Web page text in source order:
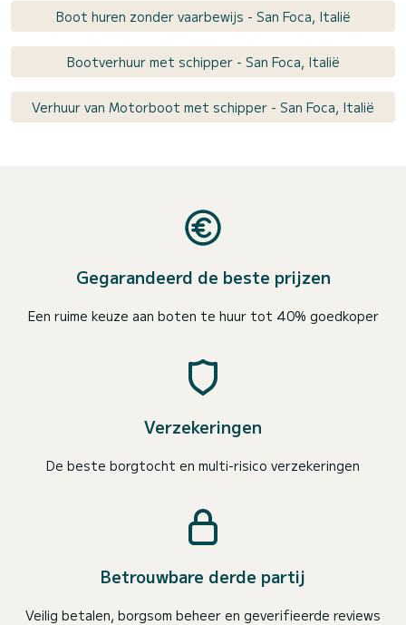
Boot huren zonder vaarbewijs - San Foca, Italië
Bootverhuur met schipper - San Foca, Italië
Verhuur van Motorboot met schipper - San Foca, Italië
Gegarandeerd de beste prijzen
Een ruime keuze aan boten te huur tot 40% goedkoper
Verzekeringen
De beste borgtocht en multi-risico verzekeringen
Betrouwbare derde partij
Veilig betalen, borgsom beheer en geverifieerde reviews